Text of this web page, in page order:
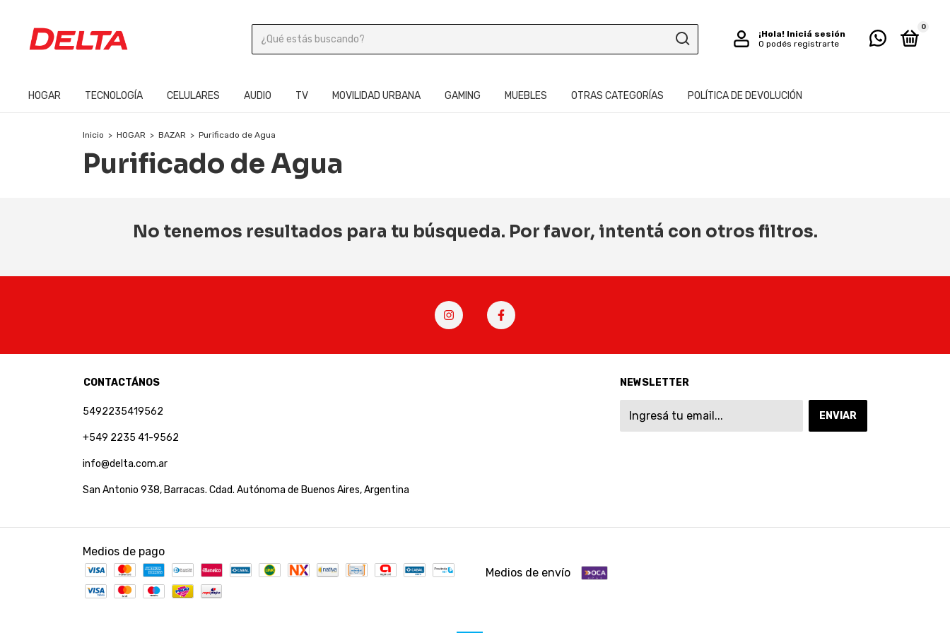
¡Hola! Iniciá sesión
O podés registrarte
0
HOGAR TECNOLOGÍA CELULARES AUDIO TV MOVILIDAD URBANA GAMING MUEBLES OTRAS CATEGORÍAS POLÍTICA DE DEVOLUCIÓN
Inicio > HOGAR > BAZAR > Purificado de Agua
Purificado de Agua
No tenemos resultados para tu búsqueda. Por favor, intentá con otros filtros.
CONTACTÁNOS
5492235419562
+549 2235 41-9562
info@delta.com.ar
San Antonio 938, Barracas. Cdad. Autónoma de Buenos Aires, Argentina
NEWSLETTER
Medios de pago
Medios de envío